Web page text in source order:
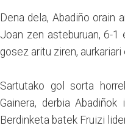
Dena dela, Abadiño orain
Joan zen asteburuan, 6-1
gosez aritu ziren,
Sartutako gol sorta
Gainera, derbia
Berdinketa batek Fruizi